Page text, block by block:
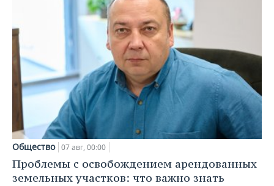
Общество 07 авг, 00:00
Проблемы с освобождением арендованных
земельных участков: что важно знать